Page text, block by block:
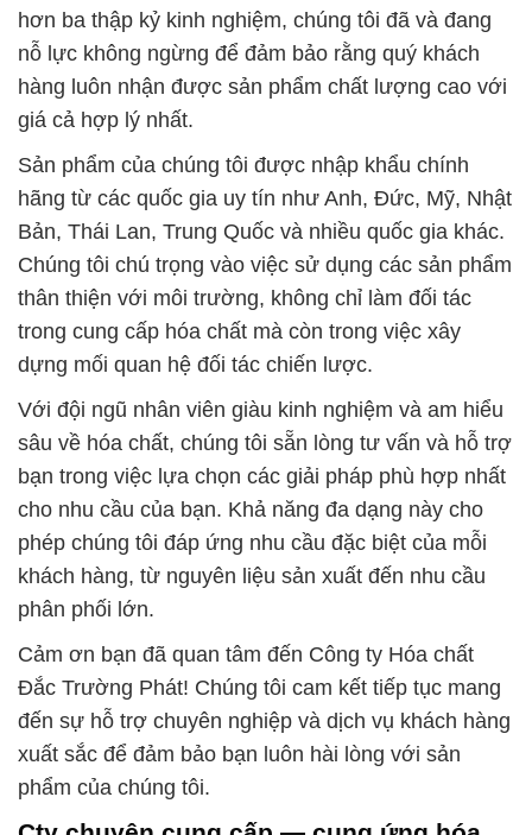
hơn ba thập kỷ kinh nghiệm, chúng tôi đã và đang
nỗ lực không ngừng để đảm bảo rằng quý khách
hàng luôn nhận được sản phẩm chất lượng cao với
giá cả hợp lý nhất.
Sản phẩm của chúng tôi được nhập khẩu chính
hãng từ các quốc gia uy tín như Anh, Đức, Mỹ, Nhật
Bản, Thái Lan, Trung Quốc và nhiều quốc gia khác.
Chúng tôi chú trọng vào việc sử dụng các sản phẩm
thân thiện với môi trường, không chỉ làm đối tác
trong cung cấp hóa chất mà còn trong việc xây
dựng mối quan hệ đối tác chiến lược.
Với đội ngũ nhân viên giàu kinh nghiệm và am hiểu
sâu về hóa chất, chúng tôi sẵn lòng tư vấn và hỗ trợ
bạn trong việc lựa chọn các giải pháp phù hợp nhất
cho nhu cầu của bạn. Khả năng đa dạng này cho
phép chúng tôi đáp ứng nhu cầu đặc biệt của mỗi
khách hàng, từ nguyên liệu sản xuất đến nhu cầu
phân phối lớn.
Cảm ơn bạn đã quan tâm đến Công ty Hóa chất
Đắc Trường Phát! Chúng tôi cam kết tiếp tục mang
đến sự hỗ trợ chuyên nghiệp và dịch vụ khách hàng
xuất sắc để đảm bảo bạn luôn hài lòng với sản
phẩm của chúng tôi.